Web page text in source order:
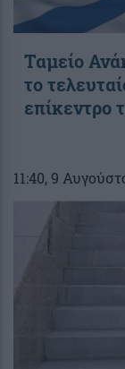
Ταμείο
το
επίκεντρο
11:40, 9